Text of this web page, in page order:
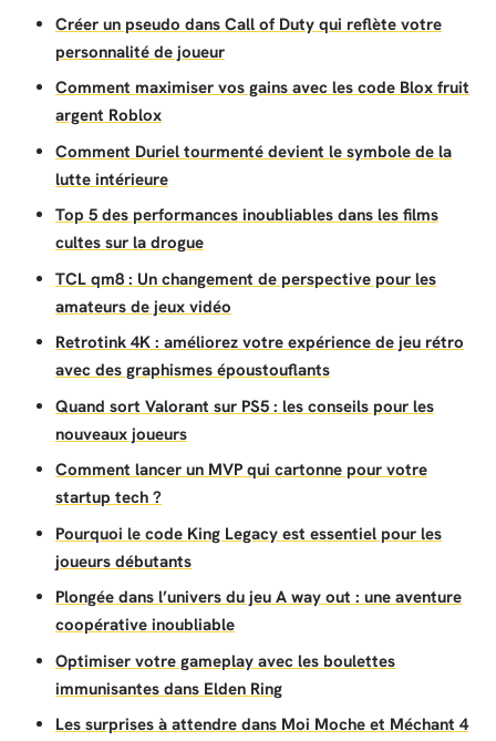
Créer un pseudo dans Call of Duty qui reflète votre
personnalité de joueur
Comment maximiser vos gains avec les code Blox fruit
argent Roblox
Comment Duriel tourmenté devient le symbole de la
lutte intérieure
Top 5 des performances inoubliables dans les films
cultes sur la drogue
TCL qm8 : Un changement de perspective pour les
amateurs de jeux vidéo
Retrotink 4K : améliorez votre expérience de jeu rétro
avec des graphismes époustouflants
Quand sort Valorant sur PS5 : les conseils pour les
nouveaux joueurs
Comment lancer un MVP qui cartonne pour votre
startup tech ?
Pourquoi le code King Legacy est essentiel pour les
joueurs débutants
Plongée dans l’univers du jeu A way out : une aventure
coopérative inoubliable
Optimiser votre gameplay avec les boulettes
immunisantes dans Elden Ring
Les surprises à attendre dans Moi Moche et Méchant 4